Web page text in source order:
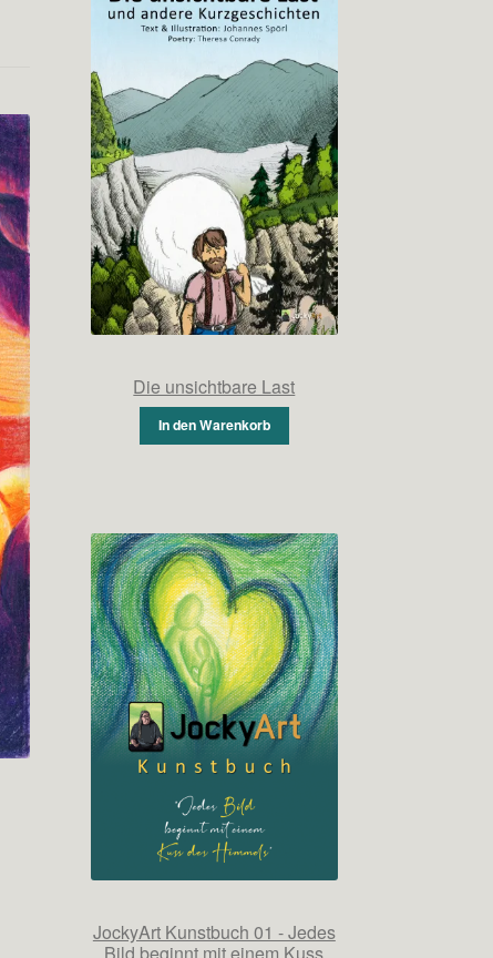
Die unsichtbare Last
In den Warenkorb
JockyArt Kunstbuch 01 - Jedes